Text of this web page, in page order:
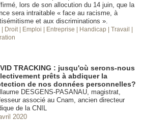
lors de son allocution du 14 juin, que la
sera intraitable « face au racisme, à
et aux discriminations ».
| Droit | Emploi | Entreprise | Handicap | Travail |
TRACKING : jusqu'où serons-nous
prêts à abdiquer la
de nos données personnelles?
DESGENS-PASANAU, magistrat,
associé au Cnam, ancien directeur
de la CNIL
2020